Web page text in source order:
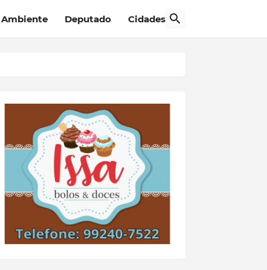
Ambiente Deputado Cidades